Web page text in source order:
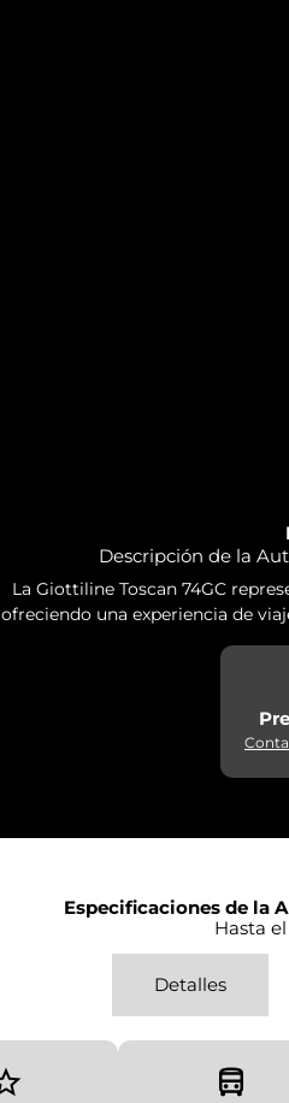
Descripción de la
La Giottiline Toscan 74GC
ofreciendo una experiencia de
Especificaciones de la
Hasta
Detalles